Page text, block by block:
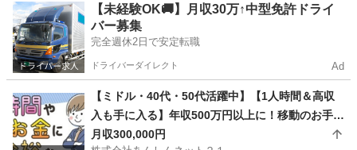
愛知 名古屋市 ドライバー タクシードライバー
【未経験OK🚚】月収30万↑中型免許ドライ
バー募集
完全週休2日で安定転職
ドライバーダイレクト Ad
【ミドル・40代・50代活躍中】【1人時間＆高収
入も手に入る】年収500万円以上に！移動のお手伝
いドライバー 愛知県長久手市(はなみずき通)ドラ
月収300,000円